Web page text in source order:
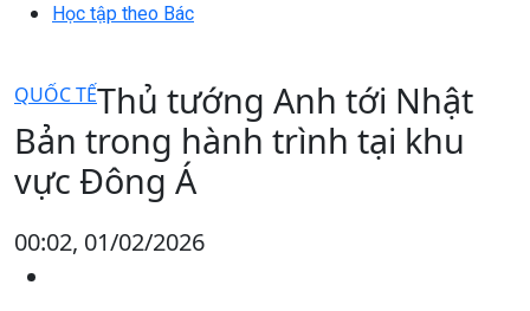
Học tập theo Bác
QUỐC TẾThủ tướng Anh tới Nhật
Bản trong hành trình tại khu
vực Đông Á
00:02, 01/02/2026